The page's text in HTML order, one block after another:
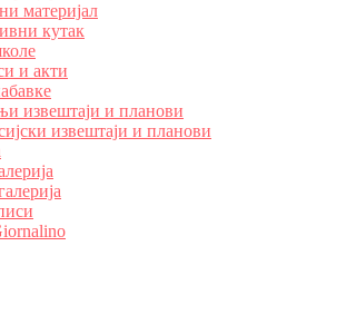
материјал
кутак
и акти
извештаји и планови
извештаји и планови